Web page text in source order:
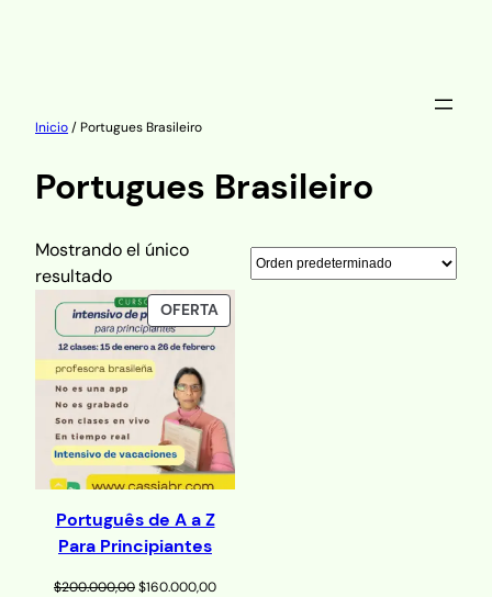
Inicio/ Portugues Brasileiro
Portugues Brasileiro
Mostrando el único
resultado
OFERTAPRODUCTO
EN
Português de A a Z
Para Principiantes
$200.000,00El
$160.000,00El